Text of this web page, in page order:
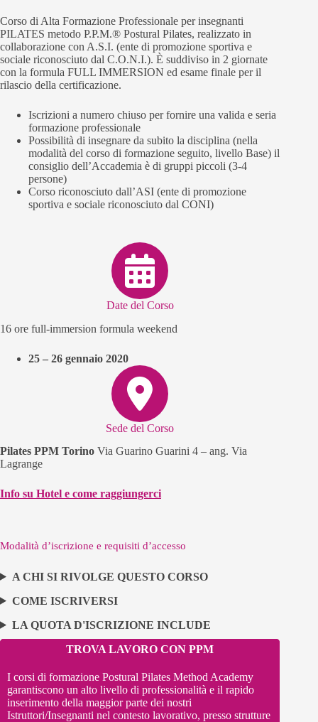
Corso di Alta Formazione Professionale per insegnanti
PILATES metodo P.P.M.® Postural Pilates, realizzato in
collaborazione con A.S.I. (ente di promozione sportiva e
sociale riconosciuto dal C.O.N.I.). È suddiviso in 2 giornate
con la formula FULL IMMERSION ed esame finale per il
rilascio della certificazione.
Iscrizioni a numero chiuso per fornire una valida e seria
formazione professionale
Possibilità di insegnare da subito la disciplina (nella
modalità del corso di formazione seguito, livello Base) il
consiglio dell’Accademia è di gruppi piccoli (3-4
persone)
Corso riconosciuto dall’ASI (ente di promozione
sportiva e sociale riconosciuto dal CONI)
Date del Corso
16 ore full-immersion formula weekend
25 – 26 gennaio 2020
Sede del Corso
Pilates PPM Torino Via Guarino Guarini 4 – ang. Via
Lagrange
Info su Hotel e come raggiungerci
Modalità d’iscrizione e requisiti d’accesso
A CHI SI RIVOLGE QUESTO CORSO
COME ISCRIVERSI
LA QUOTA D'ISCRIZIONE INCLUDE
TROVA LAVORO CON PPM
I corsi di formazione Postural Pilates Method Academy
garantiscono un alto livello di professionalità e il rapido
inserimento della maggior parte dei nostri
Istruttori/Insegnanti nel contesto lavorativo, presso strutture